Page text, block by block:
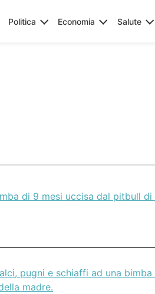
Politica Economia Salute
di 9 mesi uccisa dal pitbull di
pugni e schiaffi ad una bimba
madre.